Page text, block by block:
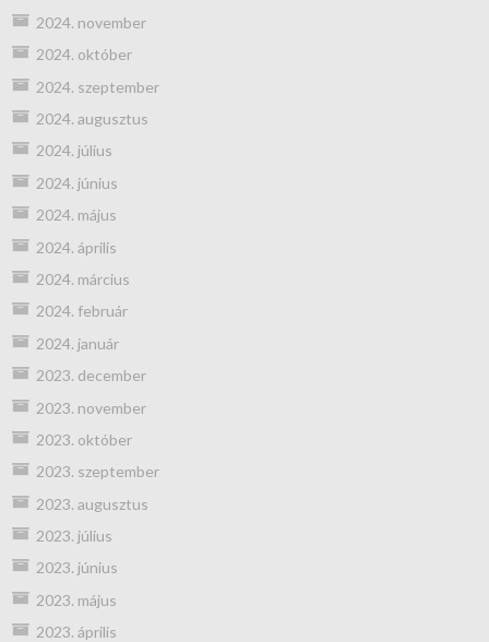
2024. november
2024. október
2024. szeptember
2024. augusztus
2024. július
2024. június
2024. május
2024. április
2024. március
2024. február
2024. január
2023. december
2023. november
2023. október
2023. szeptember
2023. augusztus
2023. július
2023. június
2023. május
2023. április